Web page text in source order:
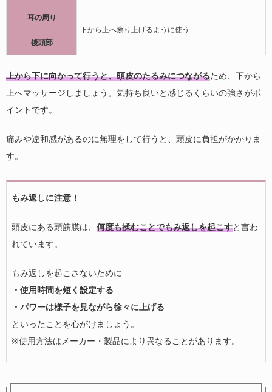
耳の周り
下から上へ擦り上げるように使う
後頭部
上から下に向かって行うと、頭皮のたるみにつながるため、下から
上へマッサージしましょう。気持ち良いと感じるくらいの強さがポ
イントです。
痛みや違和感があるのに無理をして行うと、頭皮に負担がかかりま
す。
もみ返しに注意！
頭皮にある頭筋膜は、 何度も揉むことでもみ返しを起こすと言わ
れています。
もみ返しを起こさないために
・使用時間を短く設定する
・パワーは様子を見ながら徐々に上げる
といったことを心がけましょう。
※使用方法はメーカー・製品により異なることがあります。